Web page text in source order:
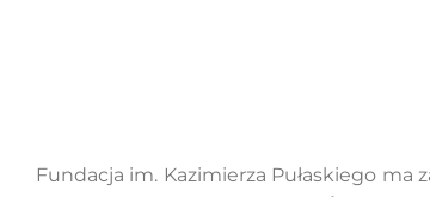
Fundacja im. Kazimierza Pułaskiego ma